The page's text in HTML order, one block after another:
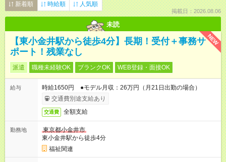
新着順 時給順 人気順
掲載日：2026.08.06
未読
NEW
【東小金井駅から徒歩4分】長期！受付＋事務サ
ポート！残業なし
派遣 職種未経験OK ブランクOK WEB登録・面接OK
給与
時給1650円 ●モデル月収：26万円（月21日出勤の場合）
交通費別途支給あり
交通費 全額支給
勤務地
東京都小金井市
東小金井駅から徒歩4分
福祉関連